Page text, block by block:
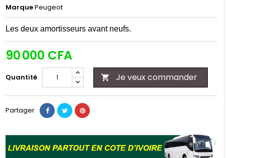
MarquePeugeot
Les deux amortisseurs avant neufs.
90 000 CFA
Quantité  Je veux commander
Partager